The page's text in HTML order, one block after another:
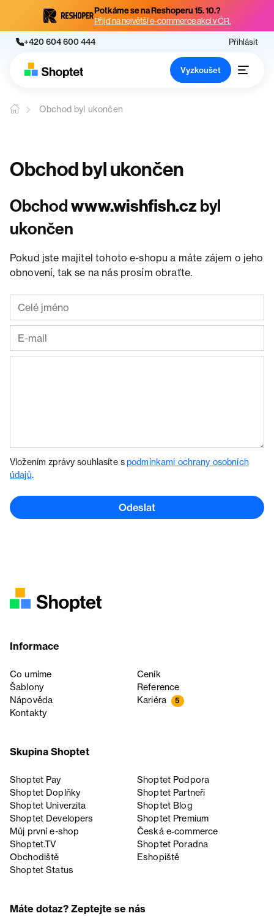
Potkáme se na Reshoperu 15. 10.?
Přijď na největší e-commerce akci v ČR.
+420 604 600 444 Přihlásit
Vyzkoušet
Obchod byl ukončen
Obchod byl ukončen
Obchodwww.wishfish.cz byl
ukončen
Pokud jste majitel tohoto e-shopu a máte zájem o jeho
obnovení, tak se na nás prosím obraťte.
Vložením zprávy souhlasíte spodmínkami ochrany osobních
údajů.
Odeslat
Informace
Co umíme
Ceník
Šablony
Reference
Nápověda
Kariéra 5
Kontakty
Skupina Shoptet
Shoptet Pay
Shoptet Podpora
Shoptet Doplňky
Shoptet Partneři
Shoptet Univerzita
Shoptet Blog
Shoptet Developers
Shoptet Premium
Můj první e-shop
Česká e‑commerce
Shoptet.TV
Shoptet Poradna
Obchodiště
Eshopiště
Shoptet Status
Máte dotaz? Zeptejte se nás